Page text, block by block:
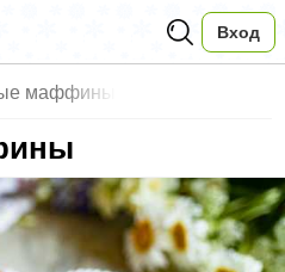
Вход
маффины